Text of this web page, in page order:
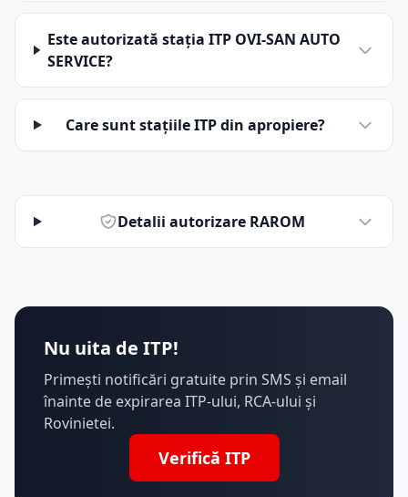
Este autorizată stația ITP OVI-SAN AUTO
SERVICE?
Care sunt stațiile ITP din apropiere?
Detalii autorizare RAROM
Nu uita de ITP!
Primești notificări gratuite prin SMS și email
înainte de expirarea ITP-ului, RCA-ului și
Rovinietei.
Verifică ITP